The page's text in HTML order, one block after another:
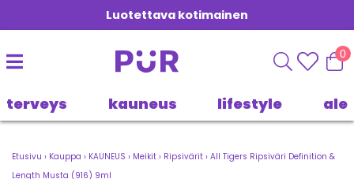
Luotettava kotimainen
0
terveys kauneus lifestyle ale
Etusivu › Kauppa › KAUNEUS › Meikit › Ripsivärit › All Tigers Ripsiväri Definition &
Length Musta (916) 9ml